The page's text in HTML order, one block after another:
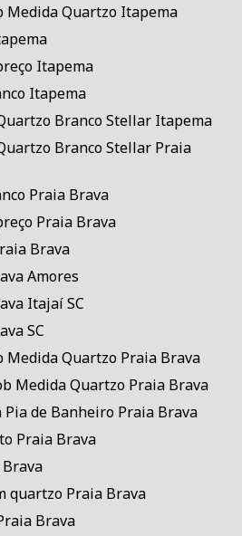
Medida Quartzo Itapema
Itapema
Itapema
Branco Stellar Itapema
Branco Stellar Praia
Praia Brava
Praia Brava
Brava
Amores
Itajaí SC
SC
Medida Quartzo Praia Brava
Medida Quartzo Praia Brava
Pia de Banheiro Praia Brava
Praia Brava
quartzo Praia Brava
Brava